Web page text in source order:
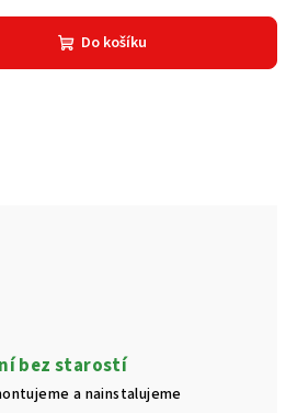
Do košíku
bez starostí
a nainstalujeme